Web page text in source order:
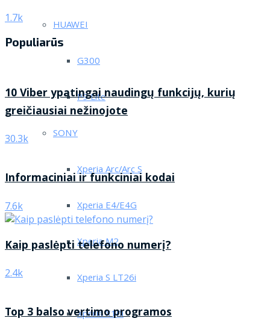
HUAWEI
G300
P9 Lite
SONY
Xperia Arc/Arc S
Xperia E4/E4G
Xperia M2
Xperia S LT26i
Xperia X10i
1.7k
Populiarūs
10 Viber ypatingai naudingų funkcijų, kurių
greičiausiai nežinojote
30.3k
Informaciniai ir funkciniai kodai
7.6k
Kaip paslėpti telefono numerį?
2.4k
Top 3 balso vertimo programos